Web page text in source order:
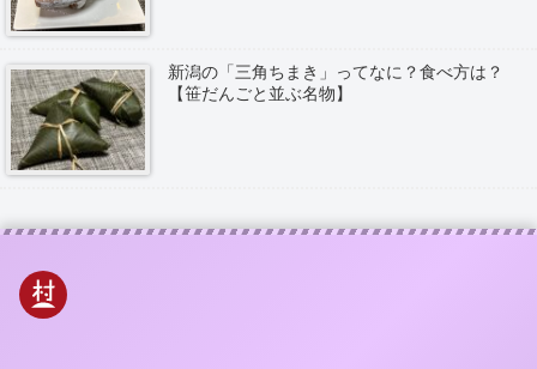
新潟の「三角ちまき」ってなに？食べ方は？
【笹だんごと並ぶ名物】